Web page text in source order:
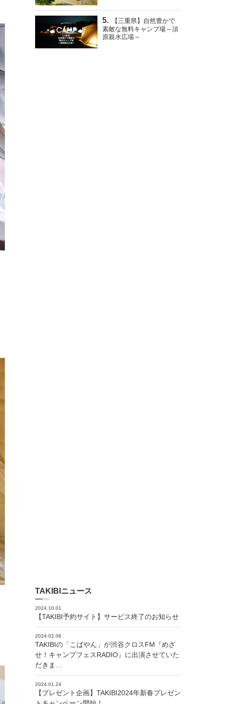
【三重県】自然豊かで
素敵な無料キャンプ場～須
原親水広場～
TAKIBIニュース
2024.10.01
【TAKIBI予約サイト】サービス終了のお知らせ
2024.02.06
TAKIBIの「こばやん」が渋谷クロスFM『めざ
せ！キャンプフェスRADIO』に出演させていた
だきま…
2024.01.24
【プレゼント企画】TAKIBI2024年新春プレゼン